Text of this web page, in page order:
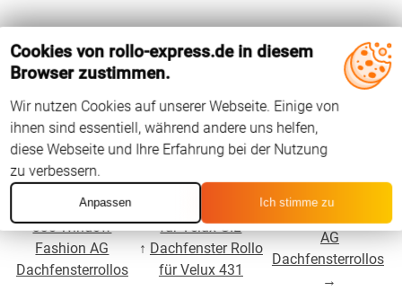
Das Holz-Dachfenster GIL 431 von Velux hat die
Flügelinnenmaße 775 mm x 387 mm. Der Falzwinkel beträgt
96°
Für Velux GIL
338 Window
Fashion AG
Dachfensterrollos
Dachfenster Rollo
für Velux GIL
↑ Dachfenster Rollo
für Velux 431
Für Velux GIL 434
AG
Dachfensterrollos
→
Cookies von rollo-express.de in diesem
Browser zustimmen.
Wir nutzen Cookies auf unserer Webseite. Einige von
ihnen sind essentiell, während andere uns helfen,
diese Webseite und Ihre Erfahrung bei der Nutzung
zu verbessern.
Anpassen Ich stimme zu